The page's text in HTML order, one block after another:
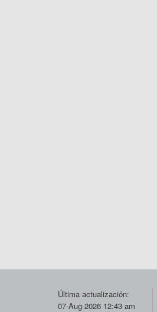
Última actualización:
07-Aug-2026 12:43 am